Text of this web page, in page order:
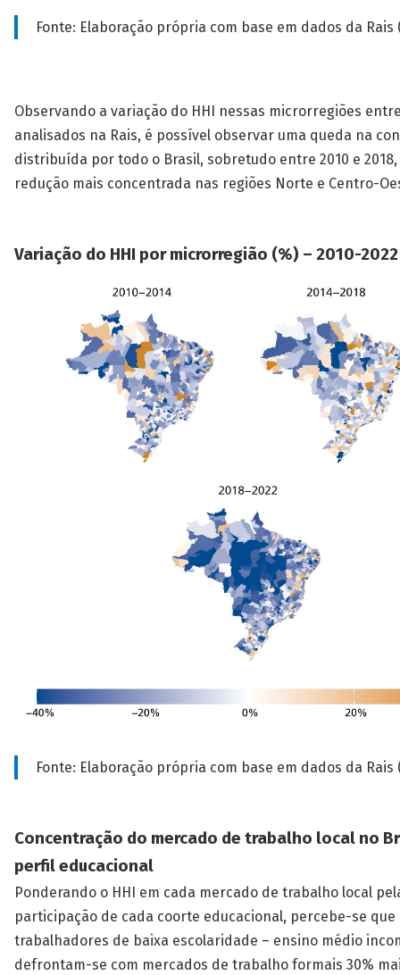
Fonte: Elaboração própria com base em dados da Rais
Observando a variação do HHI nessas microrregiões
analisados na Rais, é possível observar uma queda na
distribuída por todo o Brasil, sobretudo entre 2010 e
redução mais concentrada nas regiões Norte e Centro-
Variação do HHI por microrregião (%) – 2010-2022
Fonte: Elaboração própria com base em dados da Rais
Concentração do mercado de trabalho local no
perfil educacional
Ponderando o HHI em cada mercado de trabalho local
participação de cada coorte educacional, percebe-se que
trabalhadores de baixa escolaridade – ensino médio
defrontam-se com mercados de trabalho formais 30%